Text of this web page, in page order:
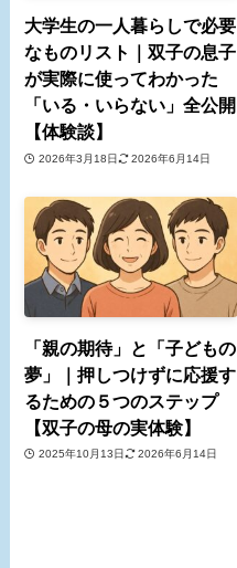
大学生の一人暮らしで必要
なものリスト｜双子の息子
が実際に使ってわかった
「いる・いらない」全公開
【体験談】
2026年3月18日 2026年6月14日
「親の期待」と「子どもの
夢」｜押しつけずに応援す
るための５つのステップ
【双子の母の実体験】
2025年10月13日 2026年6月14日